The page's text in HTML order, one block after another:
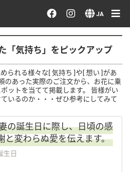
JA
を注文する・探す
オーダー作品
ィストで選ぶ
い気持ちで選ぶ
ニュー
「気持ち」をピックアップ
られる様々な[ 気持ち ]や[ 想い ]があ
のあった実際のご注文から、お花に乗
ットを当てて掲載します。 皆様がい
いるのか・・・ぜひ参考にしてみて
の誕生日に際し、日頃の感
と変わらぬ愛を伝えます。
生日